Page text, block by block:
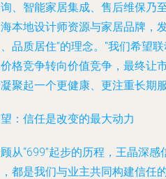
、智能家居集成、售后维保乃
本地设计师资源与家居品牌，
品质居住”的理念。"我们希望
格竞争转向价值竞争，最终让
聚起一个更健康、更注重长期
：信任是改变的最大动力
从“699”起步的历程，王晶深
都是我们与业主共同构建信任